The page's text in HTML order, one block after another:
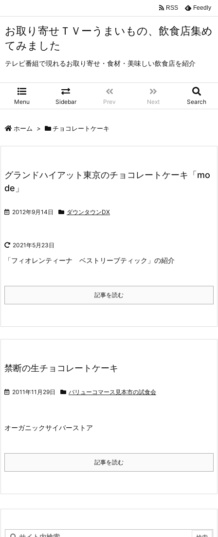
お取り寄せＴＶーうまいもの、飲食店集め
てみました
テレビ番組で現れるお取り寄せ・食材・美味しい飲食店を紹介
Menu Sidebar Prev Next Search
RSS Feedly
ホーム > チョコレートケーキ
グランドハイアット東京のチョコレートケーキ「mo
de」
2012年9月14日 ダウンタウンDX
2021年5月23日
「フィオレンティーナ ベストリーブティック」の紹介
記事を読む
禁断の生チョコレートケーキ
2011年11月29日 バリューコマース見本市の試食会
オーガニックサイバーストア
記事を読む